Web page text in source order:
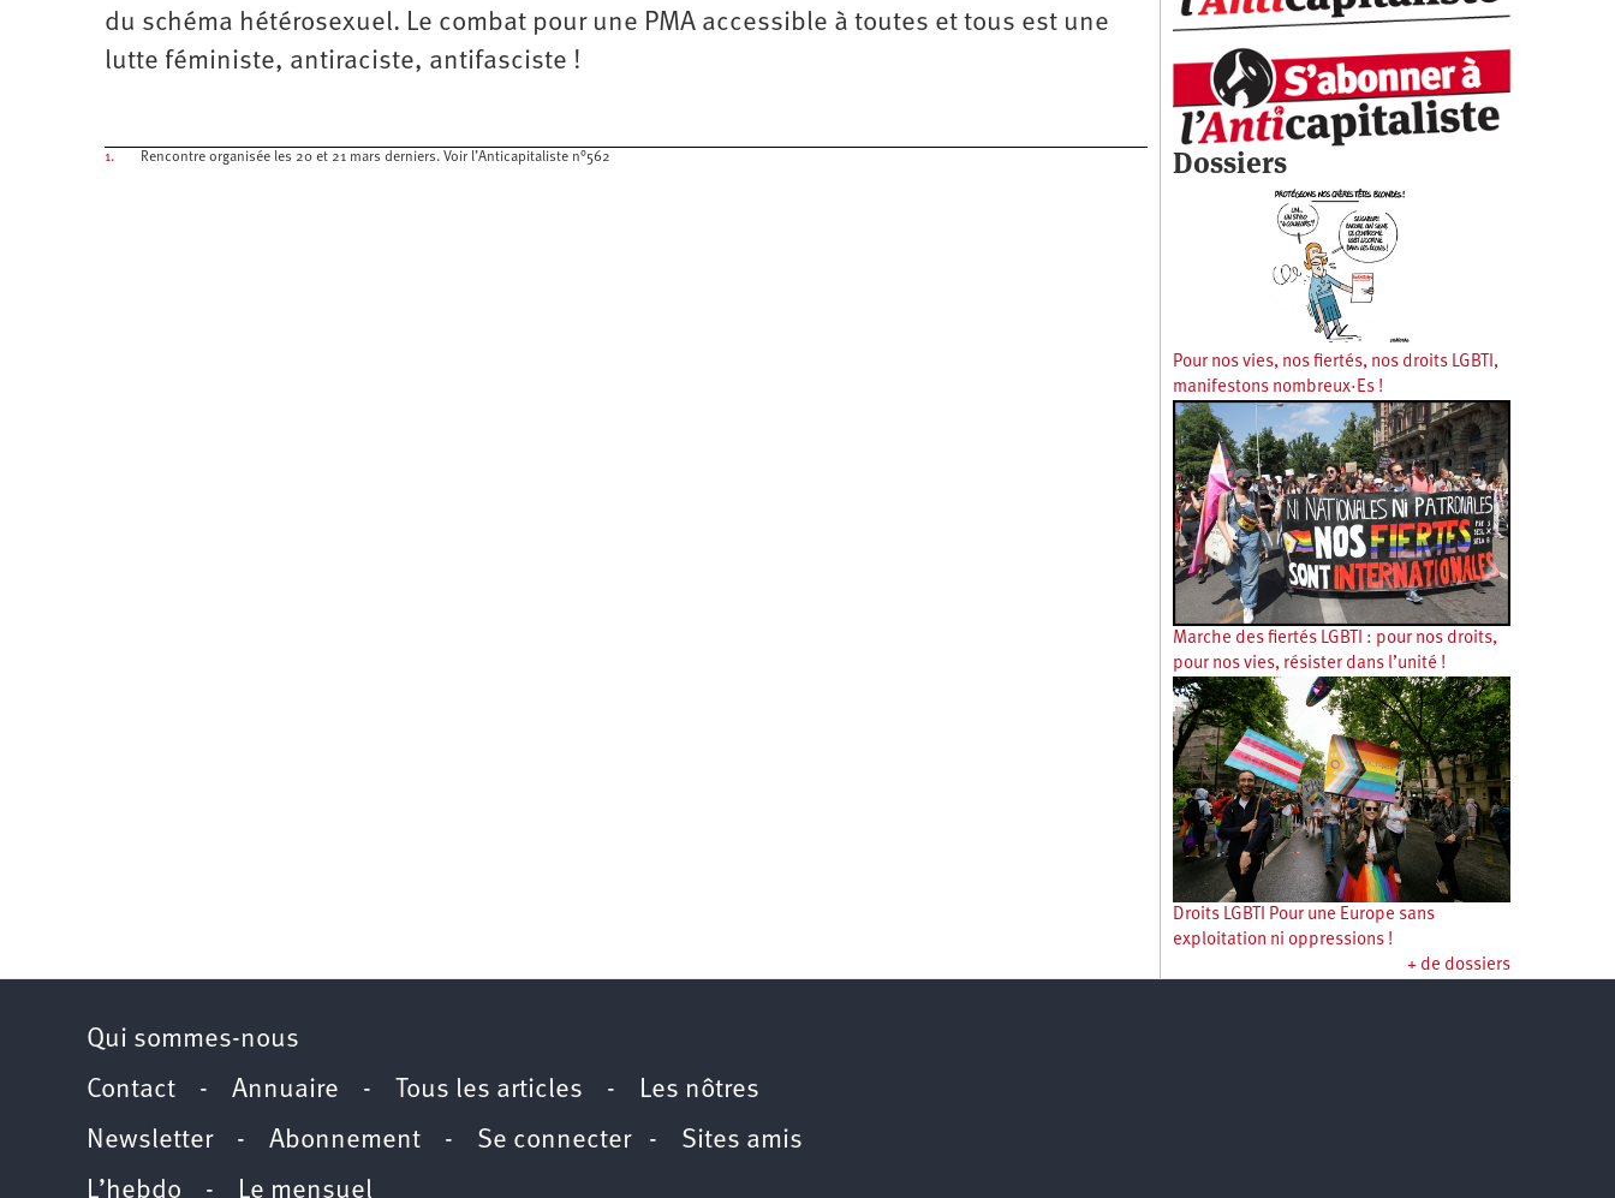
du schéma hétérosexuel. Le combat pour une PMA accessible à toutes et tous est une
lutte féministe, antiraciste, antifasciste !
1. Rencontre organisée les 20 et 21 mars derniers. Voir l’Anticapitaliste n°562 Dossiers
Pour nos vies, nos fiertés, nos droits LGBTI,
manifestons nombreux·Es !
Marche des fiertés LGBTI : pour nos droits,
pour nos vies, résister dans l’unité !
Droits LGBTI Pour une Europe sans
exploitation ni oppressions !
+ de dossiers
Qui sommes-nous
Contact - Annuaire - Tous les articles - Les nôtres
Newsletter- Abonnement - Se connecter- Sites amis
L’hebdo - Le mensuel